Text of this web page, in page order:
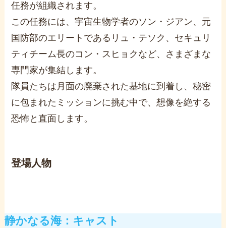
任務が組織されます。
この任務には、宇宙生物学者のソン・ジアン、元
国防部のエリートであるリュ・テソク、セキュリ
ティチーム長のコン・スヒョクなど、さまざまな
専門家が集結します。
隊員たちは月面の廃棄された基地に到着し、秘密
に包まれたミッションに挑む中で、想像を絶する
恐怖と直面します​。
登場人物
静かなる海：キャスト